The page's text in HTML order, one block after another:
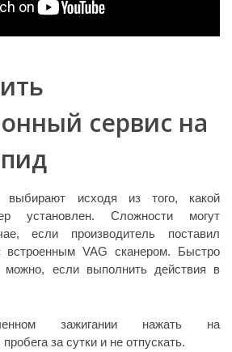
сервис на
выбирают исходя из того, какой
установлен. Сложности могут
если производитель поставил
VAG сканером. Быстро
можно, если выполнить действия в
зажигании нажать на
за сутки и не отпускать.